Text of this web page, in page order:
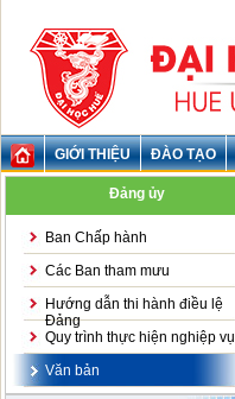
GIỚI THIỆU ĐÀO TẠO
Đảng ủy
Ban Chấp hành
Các Ban tham mưu
Hướng dẫn thi hành điều lệ
Đảng
Quy trình thực hiện nghiệp vụ
Văn bản